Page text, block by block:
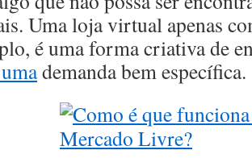
Uma loja virtual apenas
é uma forma criativa de
demanda bem específica.